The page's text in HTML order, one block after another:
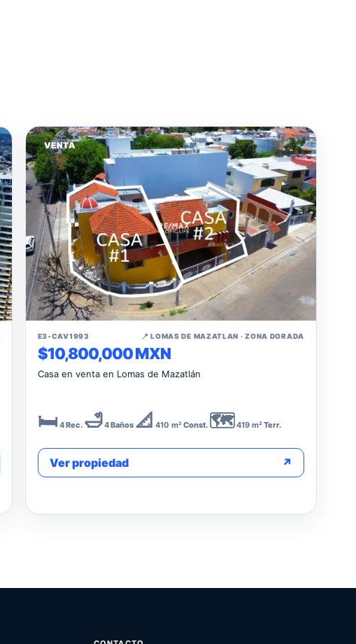
VENTA
↗
E3-CAV1993 📍 LOMAS DE MAZATLAN · ZONA DORADA
$10,800,000 MXN
Casa en venta en Lomas de Mazatlán
🛏️ 4Rec. 🛁4Baños 📐 410 m²Const. 🗺️419 m²Terr.
Ver propiedad ↗